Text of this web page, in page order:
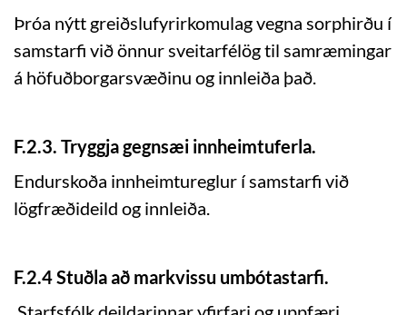
Þróa nýtt greiðslufyrirkomulag vegna sorphirðu í
samstarfi við önnur sveitarfélög til samræmingar
á höfuðborgarsvæðinu og innleiða það.
F.2.3. Tryggja gegnsæi innheimtuferla.
Endurskoða innheimtureglur í samstarfi við
lögfræðideild og innleiða.
F.2.4 Stuðla að markvissu umbótastarfi.